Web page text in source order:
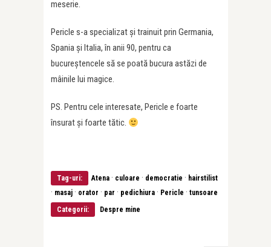
meserie.
Pericle s-a specializat şi trainuit prin Germania,
Spania şi Italia, în anii 90, pentru ca
bucureştencele să se poată bucura astăzi de
mâinile lui magice.
PS. Pentru cele interesate, Pericle e foarte
însurat şi foarte tătic.
Tag-uri: Atena · culoare · democratie · hairstilist
· masaj · orator · par · pedichiura · Pericle · tunsoare
Categorii:
Despre mine